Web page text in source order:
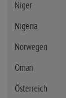
Niger
Nigeria
Norwegen
Oman
Österreich